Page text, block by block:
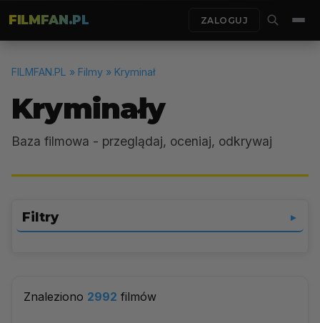
FILMFAN.PL ZALOGUJ
FILMFAN.PL » Filmy » Kryminał
Kryminały
Baza filmowa - przeglądaj, oceniaj, odkrywaj
Filtry ▼
Znaleziono 2992 filmów